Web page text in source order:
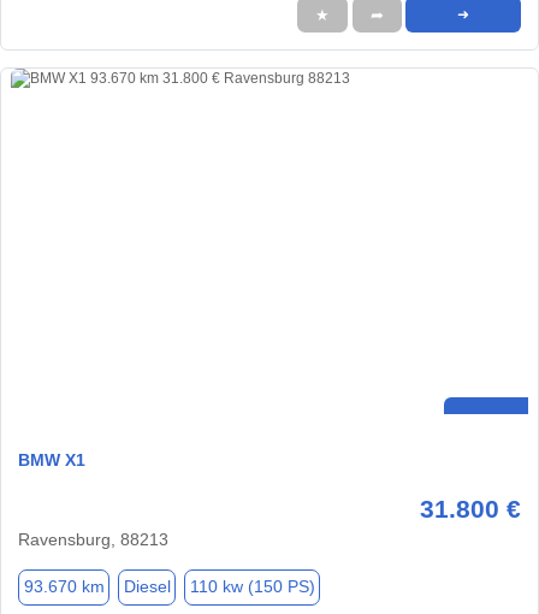
★ ➦ ➜
BMW X1
31.800 €
Ravensburg, 88213
93.670 km Diesel 110 kw (150 PS)